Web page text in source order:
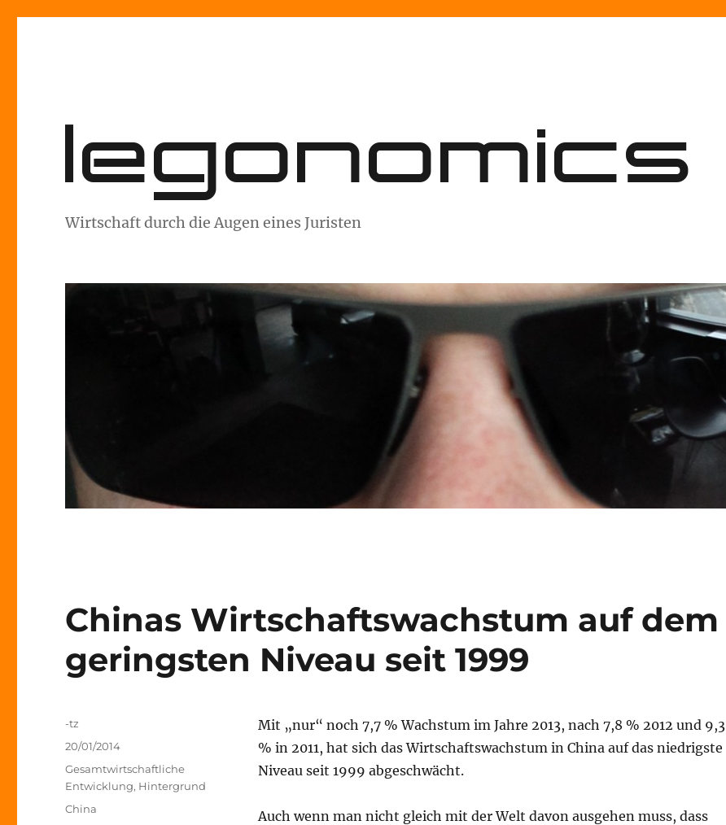
legonomics
Wirtschaft durch die Augen eines Juristen
Chinas Wirtschaftswachstum auf dem
geringsten Niveau seit 1999
Mit „nur“ noch 7,7 % Wachstum im Jahre 2013, nach 7,8 % 2012 und 9,3
% in 2011, hat sich das Wirtschaftswachstum in China auf das niedrigste
Niveau seit 1999 abgeschwächt.
Auch wenn man nicht gleich mit der Welt davon ausgehen muss, dass
Autor
-tz
Veröffentlicht
20/01/2014
Kategorien
Gesamtwirtschaftliche
Entwicklung, Hintergrund
Schlagwörter
China